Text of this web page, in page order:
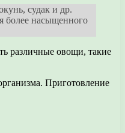
судак и др.
более насыщенного
различные овощи, такие
Приготовление